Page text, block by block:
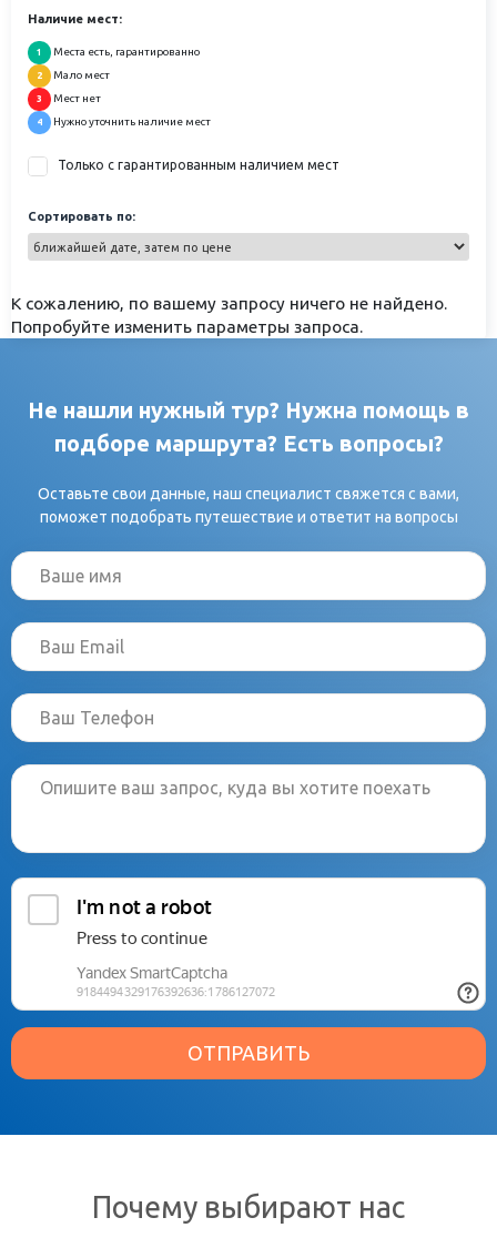
Наличие мест:
1 Места есть, гарантированно
2 Мало мест
3 Мест нет
4 Нужно уточнить наличие мест
Только с гарантированным наличием мест
Сортировать по:
К сожалению, по вашему запросу ничего не найдено.
Попробуйте изменить параметры запроса.
Не нашли нужный тур? Нужна помощь в
подборе маршрута? Есть вопросы?
Оставьте свои данные, наш специалист свяжется с вами,
поможет подобрать путешествие и ответит на вопросы
ОТПРАВИТЬ
Почему выбирают нас